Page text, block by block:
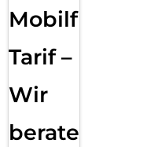
Mobilfunk
Tarif –
Wir
beraten